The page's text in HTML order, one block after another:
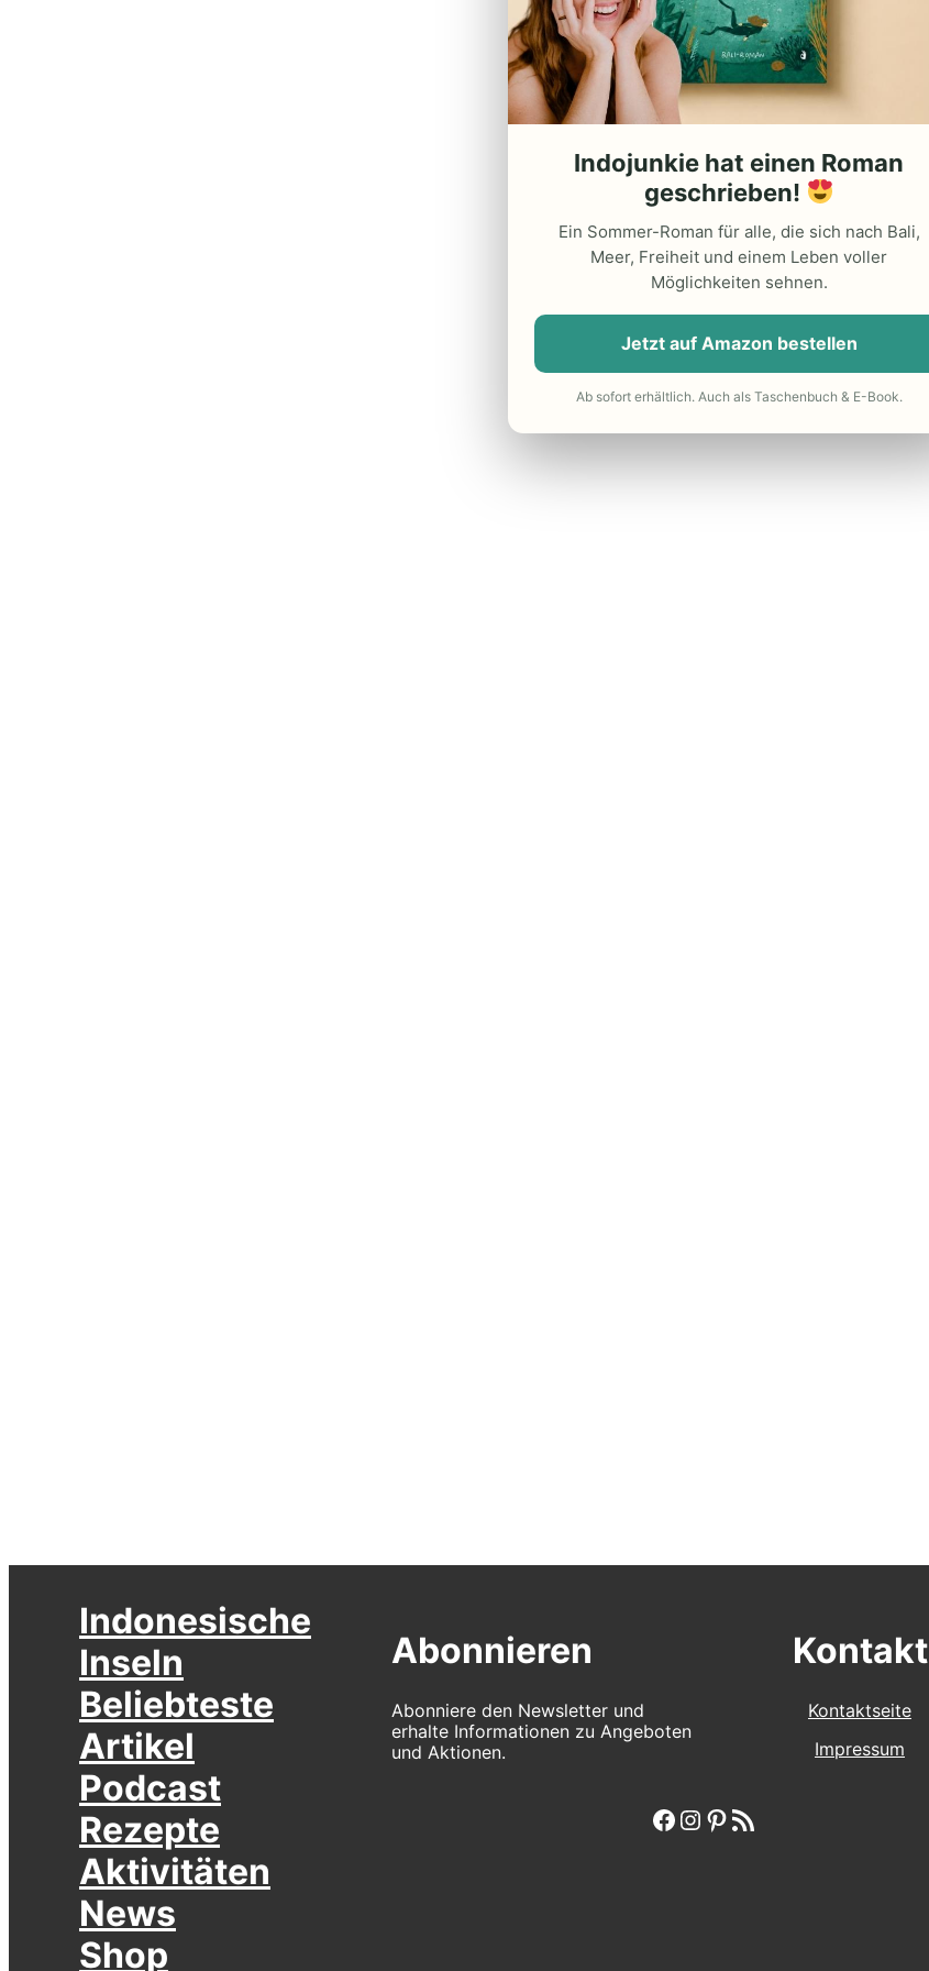
Indonesische
Inseln
Beliebteste
Artikel
Podcast
Rezepte
Aktivitäten
News
Shop
Abonnieren
Abonniere den Newsletter und
erhalte Informationen zu Angeboten
und Aktionen.
Kontakt
Kontaktseite
Impressum
Facebook Instagram Pinterest RSS-Feed
Indojunkie hat einen Roman
geschrieben!
Ein Sommer-Roman für alle, die sich nach Bali,
Meer, Freiheit und einem Leben voller
Möglichkeiten sehnen.
Jetzt auf Amazon bestellen
Ab sofort erhältlich. Auch als Taschenbuch & E-Book.